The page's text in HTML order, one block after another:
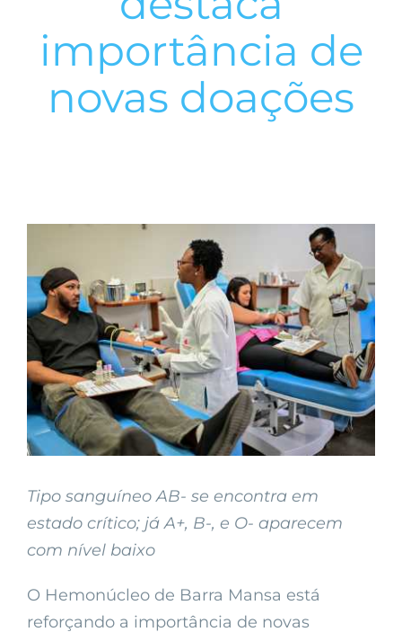
importância de
novas doações
Larger
Image
Tipo sanguíneo AB- se encontra em
estado crítico; já A+, B-, e O- aparecem
com nível baixo
O Hemonúcleo de Barra Mansa está
reforçando a importância de novas